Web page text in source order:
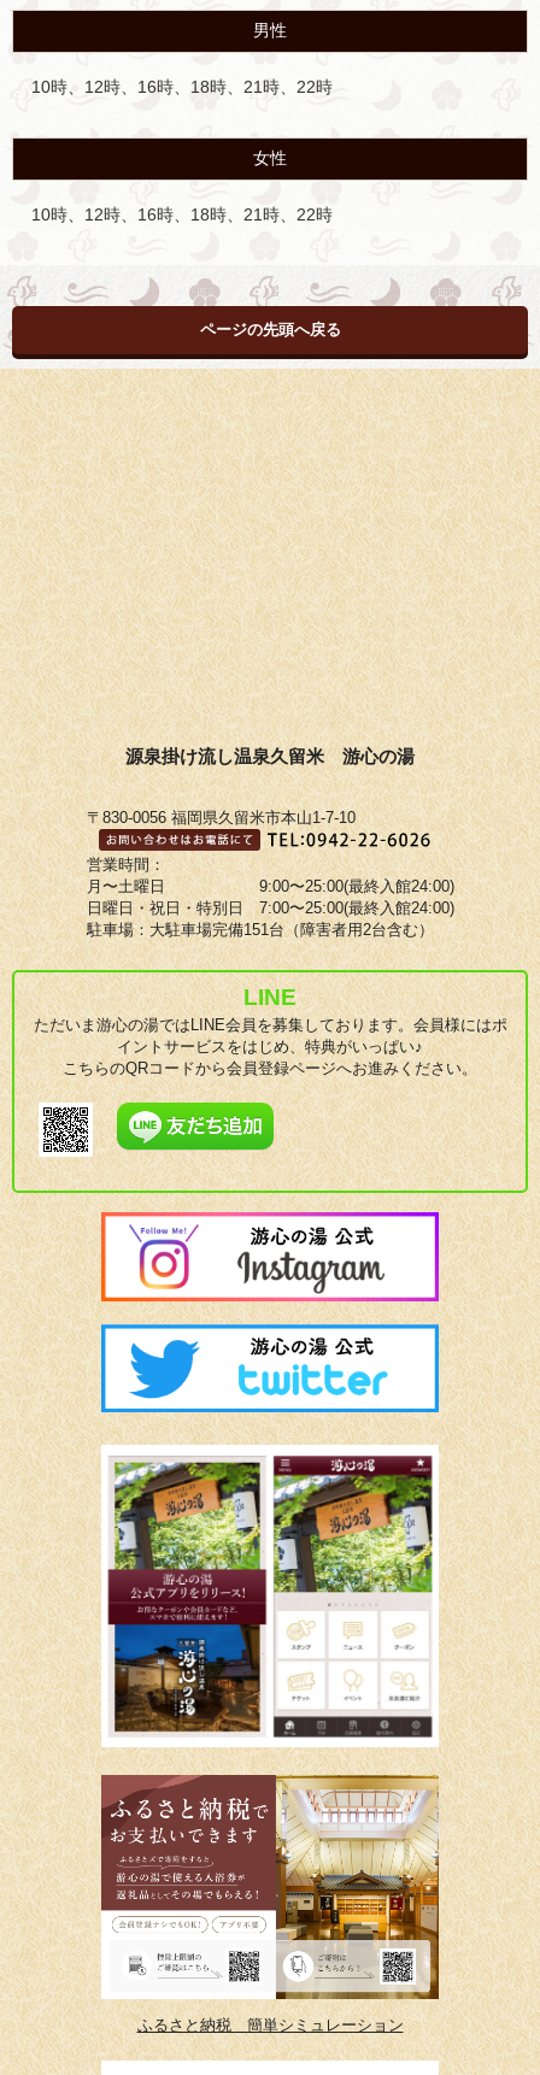
男性
10時、12時、16時、18時、21時、22時
女性
10時、12時、16時、18時、21時、22時
ページの先頭へ戻る
源泉掛け流し温泉久留米 游心の湯
〒830-0056 福岡県久留米市本山1-7-10
営業時間：
月〜土曜日 9:00〜25:00(最終入館24:00)
日曜日・祝日・特別日 7:00〜25:00(最終入館24:00)
駐車場：大駐車場完備151台（障害者用2台含む）
LINE
ただいま游心の湯ではLINE会員を募集しております。会員様にはポ
イントサービスをはじめ、特典がいっぱい♪
こちらのQRコードから会員登録ページへお進みください。
ふるさと納税 簡単シミュレーション